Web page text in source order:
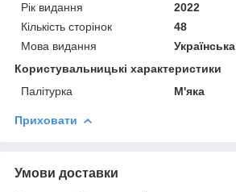
Рік видання
2022
Кількість сторінок
48
Мова видання
Українська
Користувальницькі характеристики
Палітурка
М'яка
Приховати
Умови доставки